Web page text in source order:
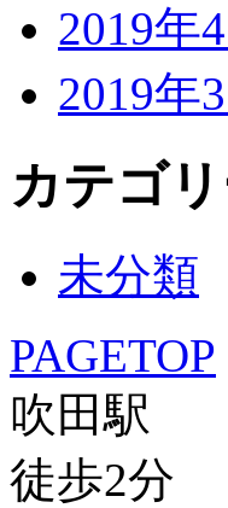
2019年4
2019年3
カテゴ
未分類
PAGETOP
吹田駅
徒歩2分